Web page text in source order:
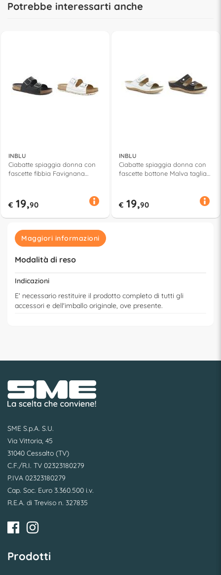
Potrebbe interessarti anche
INBLU
Ciabatte spiaggia donna con
fascette fibbia Favignana
€ 19,90
INBLU
Ciabatte spiaggia donna con
fascette bottone Malva taglia
€ 19,90
Maggiori informazioni
Modalità di reso
Indicazioni
E' necessario restituire il prodotto completo di tutti gli
accessori e dell'imballo originale, ove presente.
SME S.p.A. S.U.
Via Vittoria, 45
31040 Cessalto (TV)
C.F./R.I. TV 02323180279
P.IVA 02323180279
Cap. Soc. Euro 3.360.500 i.v.
R.E.A. di Treviso n. 327835
Prodotti